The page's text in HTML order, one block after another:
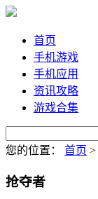
首页
手机游戏
手机应用
资讯攻略
游戏合集
您的位置： 首页 >
抢夺者